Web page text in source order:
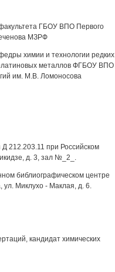
ГБОУ ВПО Первого
МЗРФ
химии и технологии редких
металлов ФГБОУ ВПО
им. М.В. Ломоносова
212.203.11 при Российском
д. 3, зал №_2_.
библиографическом центре
ул. Миклухо - Маклая, д. 6.
кандидат химических